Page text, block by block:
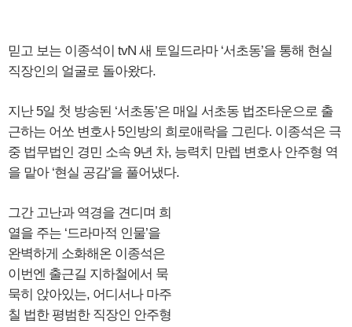
믿고 보는 이종석이 tvN 새 토일드라마 ‘서초동’을 통해 현실
직장인의 얼굴로 돌아왔다.
지난 5일 첫 방송된 ‘서초동’은 매일 서초동 법조타운으로 출
근하는 어쏘 변호사 5인방의 희로애락을 그린다. 이종석은 극
중 법무법인 경민 소속 9년 차, 능력치 만렙 변호사 안주형 역
을 맡아 ‘현실 공감’을 풀어냈다.
그간 고난과 역경을 견디며 희
열을 주는 ‘드라마적 인물’을
완벽하게 소화해온 이종석은
이번엔 출근길 지하철에서 묵
묵히 앉아있는, 어디서나 마주
칠 법한 평범한 직장인 안주형